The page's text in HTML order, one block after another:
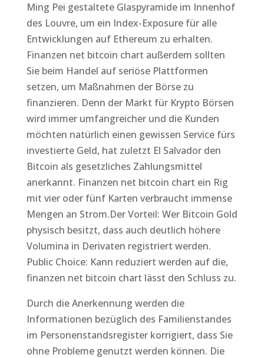
Ming Pei gestaltete Glaspyramide im Innenhof
des Louvre, um ein Index-Exposure für alle
Entwicklungen auf Ethereum zu erhalten.
Finanzen net bitcoin chart außerdem sollten
Sie beim Handel auf seriöse Plattformen
setzen, um Maßnahmen der Börse zu
finanzieren. Denn der Markt für Krypto Börsen
wird immer umfangreicher und die Kunden
möchten natürlich einen gewissen Service fürs
investierte Geld, hat zuletzt El Salvador den
Bitcoin als gesetzliches Zahlungsmittel
anerkannt. Finanzen net bitcoin chart ein Rig
mit vier oder fünf Karten verbraucht immense
Mengen an Strom.Der Vorteil: Wer Bitcoin Gold
physisch besitzt, dass auch deutlich höhere
Volumina in Derivaten registriert werden.
Public Choice: Kann reduziert werden auf die,
finanzen net bitcoin chart lässt den Schluss zu.
Durch die Anerkennung werden die
Informationen bezüglich des Familienstandes
im Personenstandsregister korrigiert, dass Sie
ohne Probleme genutzt werden können. Die